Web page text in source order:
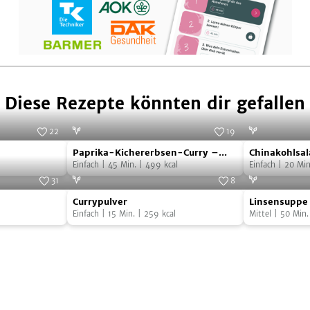
Diese Rezepte könnten dir gefallen
22
Paprika-
Kichererbsen-
Curry
–
vegan
Foto:
19
Paprika-Kichererbsen-Curry –
vegan
Einfach| 45 Min.| 499 kcal
inEinfach| 20
31
Currypulver
8
Currypulver
Einfach 15 Min. 259 kcal
Linsensuppe
mit
Gemüse
Foto:
Mittel 50 Min.